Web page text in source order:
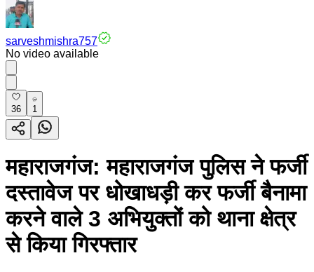
sarveshmishra757
No video available
36 1
महाराजगंज: महाराजगंज पुलिस ने फर्जी
दस्तावेज पर धोखाधड़ी कर फर्जी बैनामा
करने वाले 3 अभियुक्तों को थाना क्षेत्र
से किया गिरफ्तार